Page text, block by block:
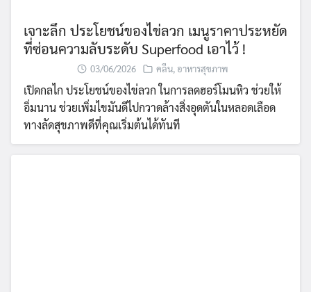
เจาะลึก ประโยชน์ของไข่ลวก เมนูราคาประหยัด
ที่ซ่อนความลับระดับ Superfood เอาไว้ !
03/06/2026 คลีน, อาหารสุขภาพ
เปิดกลไก ประโยชน์ของไข่ลวก ในการลดฮอร์โมนหิว ช่วยให้
อิ่มนาน ช่วยเพิ่มไขมันดีไปกวาดล้างสิ่งอุดตันในหลอดเลือด
ทางลัดสุขภาพดีที่คุณเริ่มต้นได้ทันที